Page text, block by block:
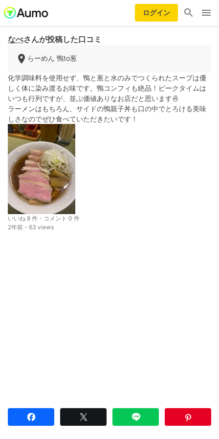
ログイン
なべさんが投稿した口コミ
らーめん 鴨to葱
化学調味料を使用せず、鴨と葱と水のみでつくられたスープは優
しく体に染み渡るお味です。鴨コンフィも絶品！ピークタイムは
いつも行列ですが、並ぶ価値ありなお店だと思います🍜
ラーメンはもちろん、サイドの鴨親子丼も口の中でとろける美味
しさなのでぜひ食べていただきたいです！
いいね 8 件・コメント 0 件
2年前・63 views